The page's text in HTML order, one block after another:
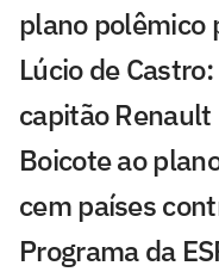
plano polêmico
Lúcio de
capitão Renault
Boicote ao
cem países
Programa da